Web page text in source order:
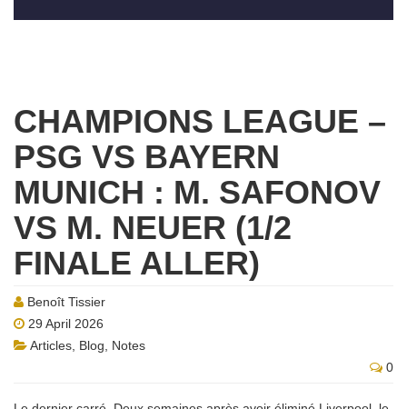
CHAMPIONS LEAGUE –
PSG VS BAYERN
MUNICH : M. SAFONOV
VS M. NEUER (1/2
FINALE ALLER)
Benoît Tissier
29 April 2026
Articles Blog
Notes
0